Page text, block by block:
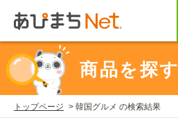
会員登録商品を探す
トップページ 韓国グルメ の検索結果